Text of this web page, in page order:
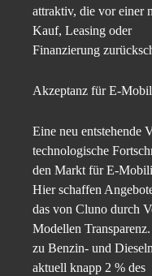
attraktiv, die vor einer
Kauf, Leasing oder
Finanzierung
Akzeptanz für E-
Eine neu entstehende
technologische
den Markt für E-
Hier schaffen
das von Cluno durch
Modellen
zu Benzin- und
aktuell knapp 2 % des